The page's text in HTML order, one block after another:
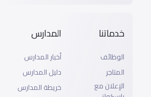
خدماتنا
الوظائف
المتاجر
الإعلان مع
المدارس
أخبار المدارس
دليل المدارس
خريطة المدارس